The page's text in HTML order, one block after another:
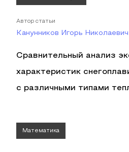
Автор статьи
Канунников Игорь Николаевич
Сравнительный анализ
характеристик
с различными типами
Математика